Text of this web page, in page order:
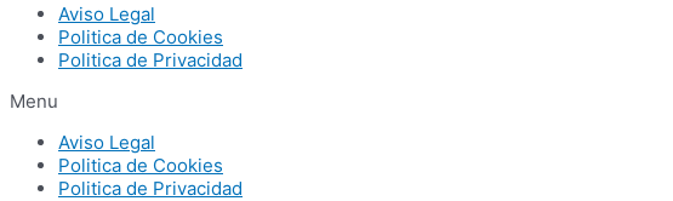
Aviso Legal
Politica de Cookies
Politica de Privacidad
Menu
Aviso Legal
Politica de Cookies
Politica de Privacidad